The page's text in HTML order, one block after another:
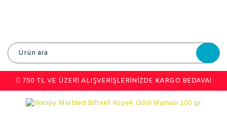
750 TL VE ÜZERİ ALIŞVERİŞLERİNİZDE KARGO BEDAVA!